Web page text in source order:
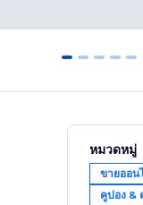
0 1 2 3 4
หมวดหมู่
ขายออน
คูปอง &